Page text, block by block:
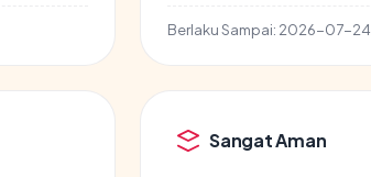
Berlaku Sampai: 2026-07-24
Sangat Aman